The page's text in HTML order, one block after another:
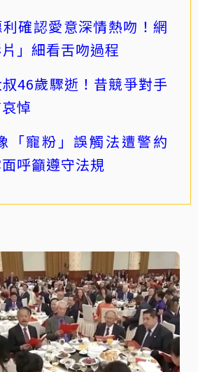
確認愛意深情熱吻！網
」細看舌吻過程
46歲驟逝！昔競爭對手
悼
「寵粉」誤觸法遭警約
呼籲遵守法規